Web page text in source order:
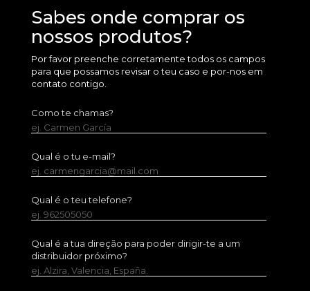
Sabes onde comprar os
nossos produtos?
Por favor preenche corretamente todos os campos
para que possamos revisar o teu caso e por-nos em
contato contigo.
Como te chamas?
ej. Carmen García
Qual é o tu e-mail?
ej. carmengarcia@mail.com
Qual é o teu telefone?
ej. 962505050
Qual é a tua direção para poder dirigir-te a um
distribuidor próximo?
ej. Alzira, Valencia, España.